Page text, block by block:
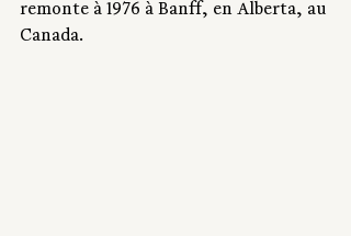
remonte à 1976 à Banff, en Alberta, au
Canada.